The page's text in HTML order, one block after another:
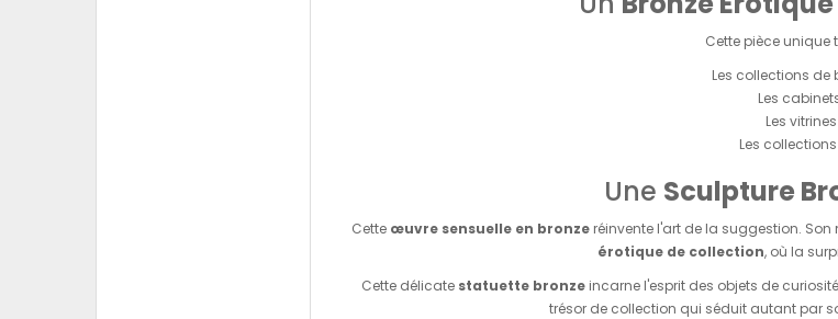
Cette pièce unique
Les collections de
Les
Les
Les
Une Sculpture
Cette œuvre sensuelle en bronzeréinvente l'art de la suggestion.
érotique de collection, où la
Cette délicate statuette bronzeincarne l'esprit des objets de
trésor de collection qui séduit autant par